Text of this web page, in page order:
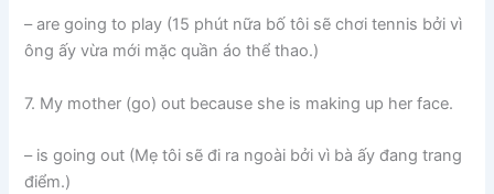
– are going to play (15 phút nữa bố tôi sẽ chơi tennis bởi vì
ông ấy vừa mới mặc quần áo thể thao.)
7. My mother (go) out because she is making up her face.
– is going out (Mẹ tôi sẽ đi ra ngoài bởi vì bà ấy đang trang
điểm.)